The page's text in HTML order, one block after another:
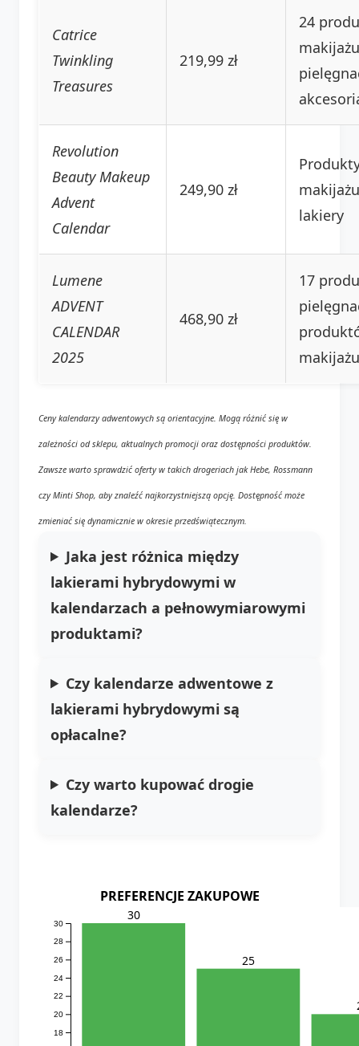
Catrice
Twinkling
Treasures
219,99 zł
24
Revolution
Beauty Makeup
Advent
Calendar
249,90 zł
lakiery
Lumene
ADVENT
CALENDAR
2025
468,90 zł
17
makijażu
Ceny kalendarzy adwentowych są orientacyjne. Mogą różnić się w
zależności od sklepu, aktualnych promocji oraz dostępności produktów.
Zawsze warto sprawdzić oferty w takich drogeriach jak Hebe, Rossmann
czy Minti Shop, aby znaleźć najkorzystniejszą opcję. Dostępność może
zmieniać się dynamicznie w okresie przedświątecznym.
Jaka jest różnica między
lakierami hybrydowymi w
kalendarzach a pełnowymiarowymi
produktami?
Czy kalendarze adwentowe z
lakierami hybrydowymi są
opłacalne?
Czy warto kupować drogie
kalendarze?
PREFERENCJE ZAKUPOWE
18
20
22
24
26
28
30
30
25